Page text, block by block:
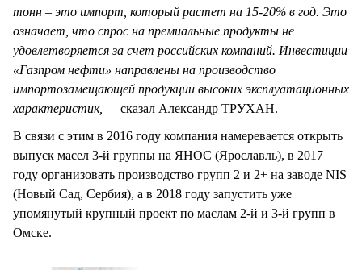
тонн – это импорт, который растет на 15-20% в год. Это
означает, что спрос на премиальные продукты не
удовлетворяется за счет российских компаний. Инвестиции
«Газпром нефти» направлены на производство
импортозамещающей продукции высоких эксплуатационных
характеристик, —сказал Александр ТРУХАН.
В связи с этим в 2016 году компания намеревается открыть
выпуск масел 3-й группы на ЯНОС (Ярославль), в 2017
году организовать производство групп 2 и 2+ на заводе NIS
(Новый Сад, Сербия), а в 2018 году запустить уже
упомянутый крупный проект по маслам 2-й и 3-й групп в
Омске.